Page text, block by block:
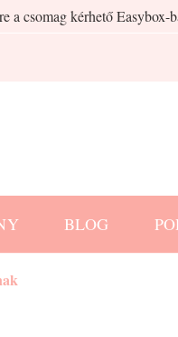
a csomag kérhető
BLOG